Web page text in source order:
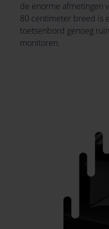
de enorme afmetingen
80 centimeter breed is
toetsenbord genoeg
monitoren.